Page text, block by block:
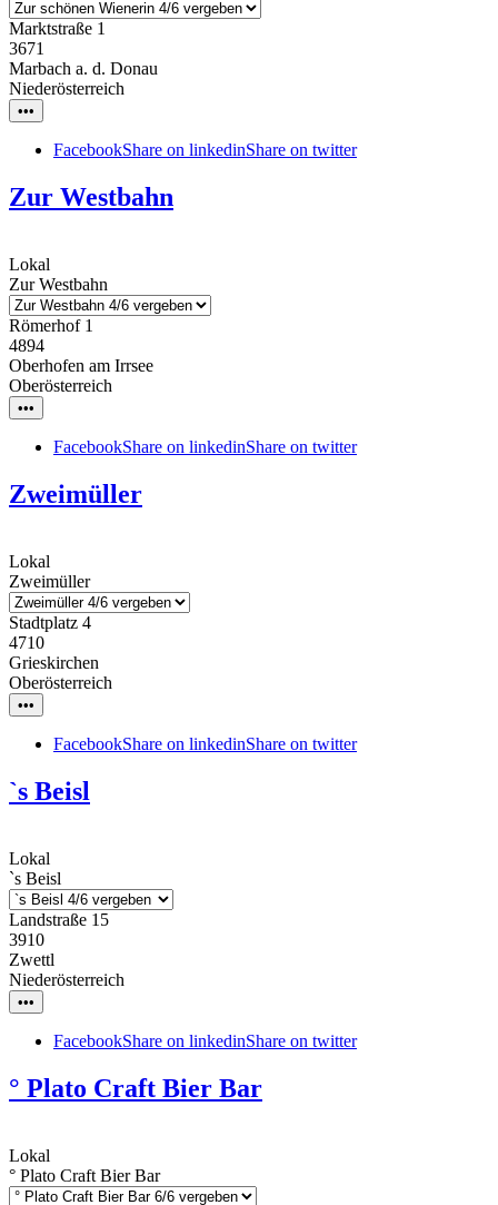
Marktstraße 1
3671
Marbach a. d. Donau
Niederösterreich
•••
FacebookShare on linkedinShare on twitter
Zur Westbahn
Lokal
Zur Westbahn
Römerhof 1
4894
Oberhofen am Irrsee
Oberösterreich
•••
FacebookShare on linkedinShare on twitter
Zweimüller
Lokal
Zweimüller
Stadtplatz 4
4710
Grieskirchen
Oberösterreich
•••
FacebookShare on linkedinShare on twitter
`s Beisl
Lokal
`s Beisl
Landstraße 15
3910
Zwettl
Niederösterreich
•••
FacebookShare on linkedinShare on twitter
° Plato Craft Bier Bar
Lokal
° Plato Craft Bier Bar